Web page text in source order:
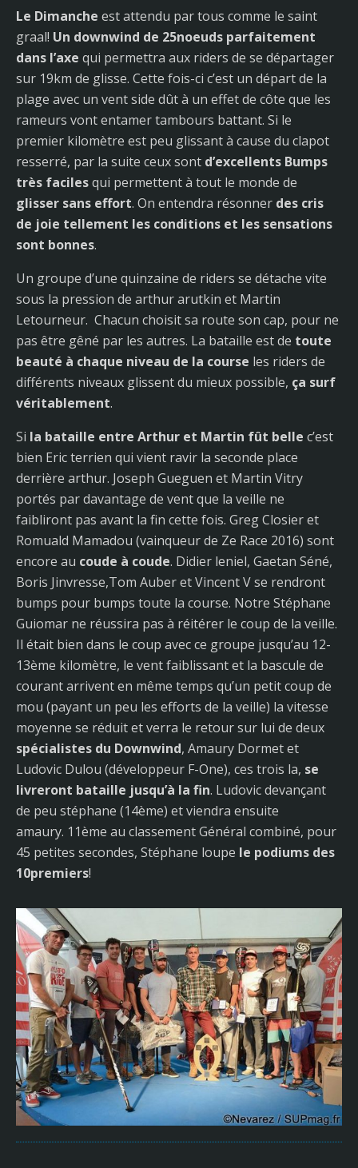
Le Dimanche est attendu par tous comme le saint
graal! Un downwind de 25noeuds parfaitement
dans l’axe qui permettra aux riders de se départager
sur 19km de glisse. Cette fois-ci c’est un départ de la
plage avec un vent side dût à un effet de côte que les
rameurs vont entamer tambours battant. Si le
premier kilomètre est peu glissant à cause du clapot
resserré, par la suite ceux sont d’excellents Bumps
très facilesqui permettent à tout le monde de
glisser sans effort. On entendra résonner des cris
de joie tellement les conditions et les sensations
sont bonnes.
Un groupe d’une quinzaine de riders se détache vite
sous la pression de arthur arutkin et Martin
Letourneur. Chacun choisit sa route son cap, pour ne
pas être gêné par les autres. La bataille est de toute
beauté à chaque niveau de la course les riders de
différents niveaux glissent du mieux possible, ça surf
véritablement.
Si la bataille entre Arthur et Martin fût belle c’est
bien Eric terrien qui vient ravir la seconde place
derrière arthur. Joseph Gueguen et Martin Vitry
portés par davantage de vent que la veille ne
faibliront pas avant la fin cette fois. Greg Closier et
Romuald Mamadou (vainqueur de Ze Race 2016) sont
encore au coude à coude. Didier leniel, Gaetan Séné,
Boris Jinvresse,Tom Auber et Vincent V se rendront
bumps pour bumps toute la course. Notre Stéphane
Guiomar ne réussira pas à réitérer le coup de la veille.
Il était bien dans le coup avec ce groupe jusqu’au 12-
13ème kilomètre, le vent faiblissant et la bascule de
courant arrivent en même temps qu’un petit coup de
mou (payant un peu les efforts de la veille) la vitesse
moyenne se réduit et verra le retour sur lui de deux
spécialistes du Downwind, Amaury Dormet et
Ludovic Dulou (développeur F-One), ces trois la, se
livreront bataille jusqu’à la fin. Ludovic devançant
de peu stéphane (14ème) et viendra ensuite
amaury. 11ème au classement Général combiné, pour
45 petites secondes, Stéphane loupe le podiums des
10premiers!